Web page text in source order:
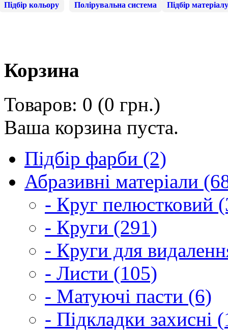
Підбір кольору Полірувальна система Підбір матеріалу
Корзина
Товаров: 0 (0 грн.)
Ваша корзина пуста.
Підбір фарби (2)
Абразивні матеріали
- Круг пелюстковий
- Круги (291)
- Круги для
- Листи (105)
- Матуючі пасти (6)
- Підкладки захисні